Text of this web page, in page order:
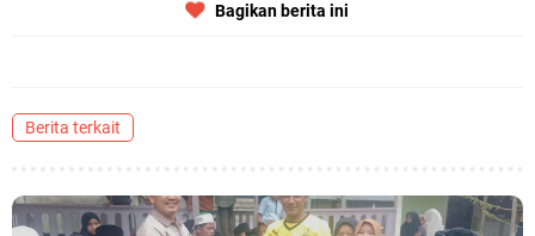
Bagikan berita ini
Berita terkait